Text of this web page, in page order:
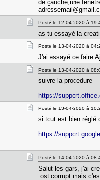
de gauche,une
Posté le 12-04-2020 à
as tu essayé la
Posté le 13-04-2020 à
J'ai essayé de faire
Posté le 13-04-2020 à
suivre la procedure
https://
Posté le 13-04-2020 à
si tout est bien réglé
https://
Posté le 14-04-2020 à
Salut les gars, j'ai
.ost.corrupt mais